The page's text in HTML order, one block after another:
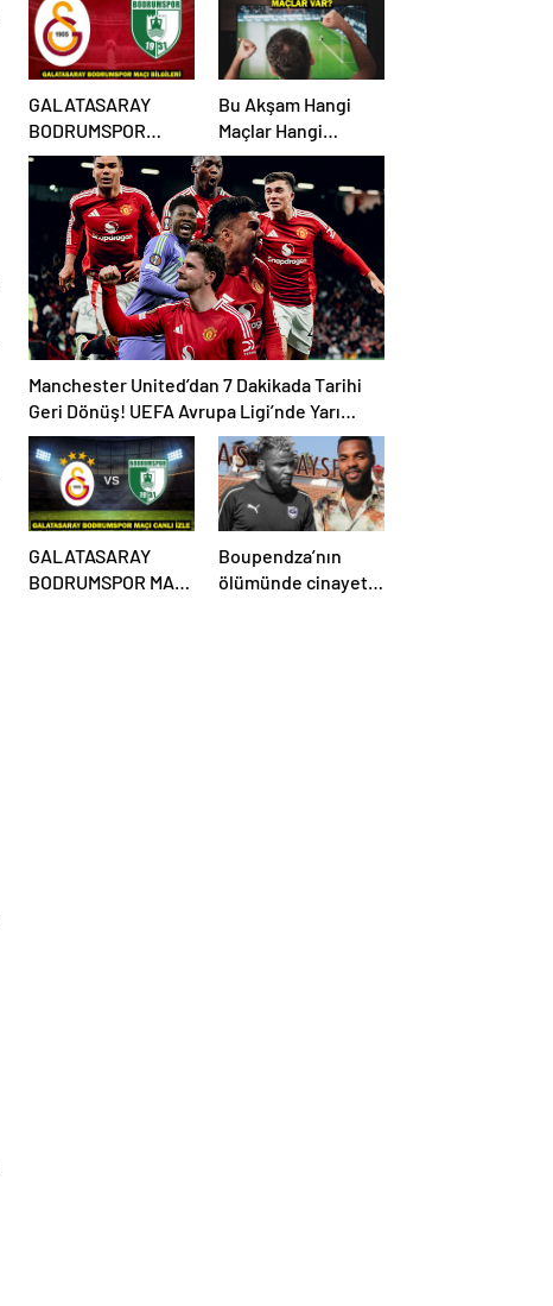
GALATASARAY
BODRUMSPOR
MUHTEMEL
11’LER/MAÇ
KADROSU!
Galatasaray
Bodrumspor maçı
hangi kanalda, saat
kaçta?
Bu Akşam Hangi
Maçlar Hangi
Kanalda? 18 Nisan
2025 Günün
Karşılaşmaları
Manchester United’dan 7 Dakikada Tarihi
Geri Dönüş! UEFA Avrupa Ligi’nde Yarı
Finalde
GALATASARAY
BODRUMSPOR MAÇI
Boupendza’nın
ölümünde cinayet